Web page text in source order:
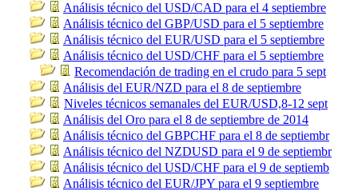
Análisis técnico del USD/CAD para el 4 septiembre
Análisis técnico del GBP/USD para el 5 septiembre
Análisis técnico del EUR/USD para el 5 septiembre
Análisis técnico del USD/CHF para el 5 septiembre
Recomendación de trading en el crudo para 5 sept
Análisis del EUR/NZD para el 8 de septiembre
Niveles técnicos semanales del EUR/USD,8-12 sept
Análisis del Oro para el 8 de septiembre de 2014
Análisis técnico del GBPCHF para el 8 de septiembr
Análisis técnico del NZDUSD para el 9 de septiembr
Análisis técnico del USD/CHF para el 9 de septiemb
Análisis técnico del EUR/JPY para el 9 septiembre